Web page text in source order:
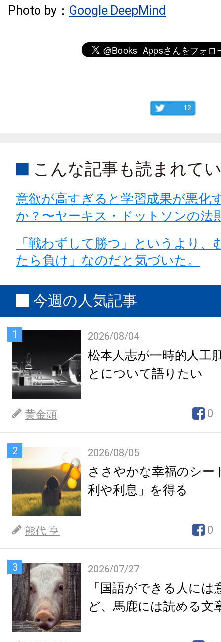
Photo by： Google DeepMind
12
こんな記事も読まれて
意欲が高すぎると学習成果が悪化
か？〜ヤーキス・ドットソンの法
「戦わずして勝つ」というより、
たら負け」なのだと気づいた。
今週の人気記事
1 2026/08/04
松本人志が一時的人工
とについて語りたい
黄金頭 0
2 2026/08/05
ささやかな幸福のシー
利や利息」を得る
熊代 亨 0
3 2026/07/27
「国語ができる人には
ど、馬鹿には読める文